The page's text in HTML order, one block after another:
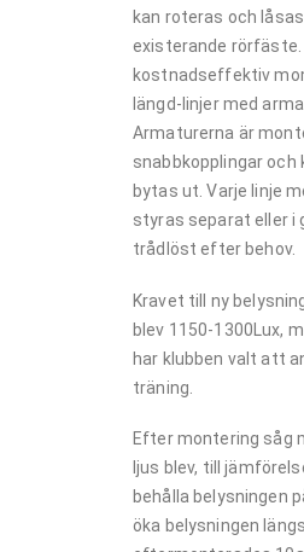
kan roteras och
existerande
kostnadseffektiv
längd-linjer med
Armaturerna är
snabbkopplingar
bytas ut. Varje linje
styras separat eller i
trådlöst efter behov.
Kravet till ny
blev 1150-1300Lux,
har klubben valt att
träning.
Efter montering såg
ljus blev, till
behålla belysningen
öka belysningen